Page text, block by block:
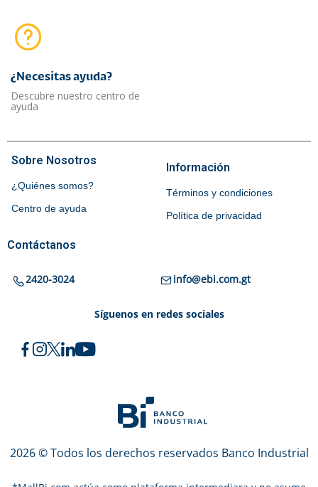
¿Necesitas ayuda?​
Descubre nuestro centro de
ayuda
Sobre Nosotros
¿Quiénes somos?
Centro de ayuda
Información
Términos y condiciones
Política de privacidad
Contáctanos
2420-3024 info@ebi.com.gt
Síguenos en redes sociales
2026 © Todos los derechos reservados Banco Industrial